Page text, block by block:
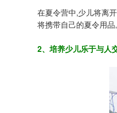
在夏令营中,少儿将离
将携带自己的夏令用
2、培养少儿乐于与人